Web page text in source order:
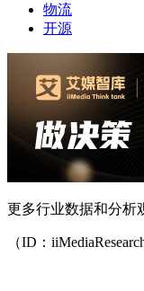
物流
开源
更多行业数据和分析
（ID：iiMediaResearch